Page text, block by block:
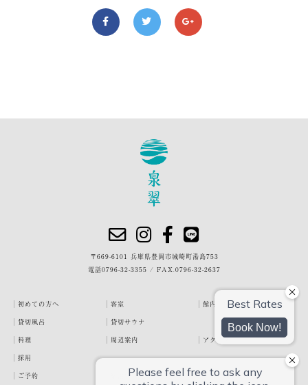
〒669-6101 兵庫県豊岡市城崎町湯島753
電話0796-32-3355 / FAX.0796-32-2637
初めての方へ 客室
館内・施設
貸切風呂
貸切サウナ
料理
周辺案内
アクセス
採用
ご予約
宿泊約款 プライバシーポリシー